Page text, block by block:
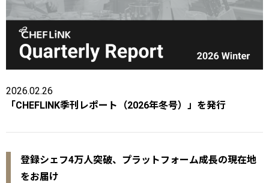
2026.02.26
「CHEFLINK季刊レポート（2026年冬号）」を発行
登録シェフ4万人突破、プラットフォーム成長の現在地
をお届け